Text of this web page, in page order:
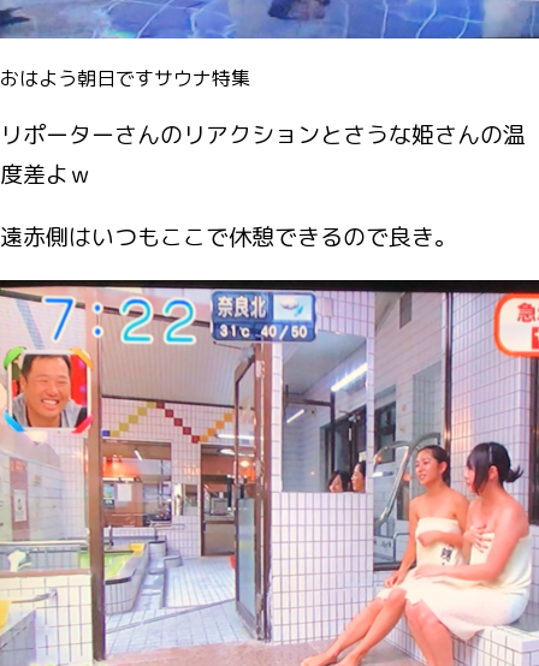
おはよう朝日ですサウナ特集
リポーターさんのリアクションとさうな姫さんの温
度差よｗ
遠赤側はいつもここで休憩できるので良き。